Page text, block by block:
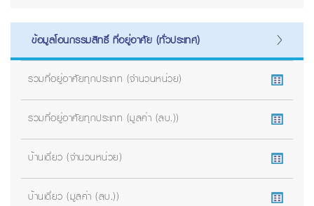
ข้อมูลโอนกรรมสิทธิ์ ที่อยู่อาศัย (ทั่วประเทศ)
รวมที่อยู่อาศัยทุกประเภท (จำนวนหน่วย)
รวมที่อยู่อาศัยทุกประเภท (มูลค่า (ลบ.))
บ้านเดี่ยว (จำนวนหน่วย)
บ้านเดี่ยว (มูลค่า (ลบ.))